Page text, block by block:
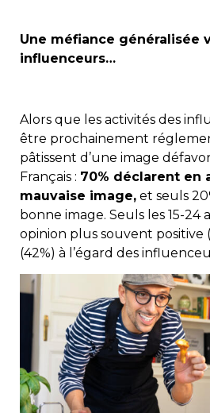
Une méfiance généralisée
influenceurs…
Alors que les activités des
être prochainement
pâtissent d’une image
Français : 70% déclarent en
mauvaise image, et seuls
bonne image. Seuls les 15-24
opinion plus souvent positive
(42%) à l’égard des